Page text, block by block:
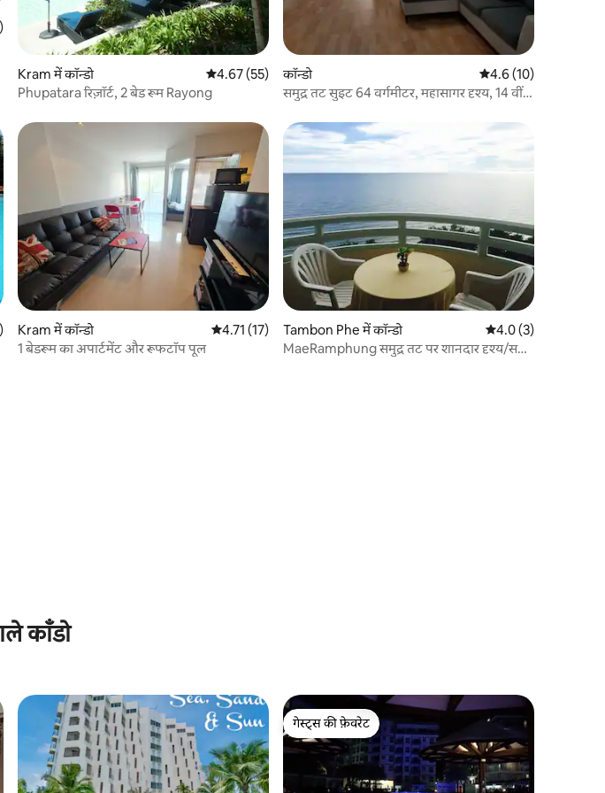
में से 4.71, 31 समीक्षाएँ
Kram में कॉन्डो औसत रेटिंग 5 में से 4.67, 55 समीक्षाएँ
4.67 (55)
Phupatara रिज़ॉर्ट, 2 बेड रूम Rayong
कॉन्डो औसत रेटिंग 5 में से 4.6,
4.6 (10)
समुद्र तट सुइट 64 वर्गमीटर, महासागर दृश्य, 14 वीं
से 4.69, 14 समीक्षाएँ
Kram में कॉन्डो औसत रेटिंग 5 में से 4.71, 17 समीक्षाएँ
4.71 (17)
1 बेडरूम का अपार्टमेंट और रूफटॉप पूल
Tambon Phe में कॉन्डो औसत रेटिंग 5 में से 4.0,
4.0 (3)
MaeRamphung समुद्र तट पर शानदार दृश्य/सबसे
काँडो
गेस्ट्स की फ़ेवरेट
गेस्ट्स की फ़ेवरेट